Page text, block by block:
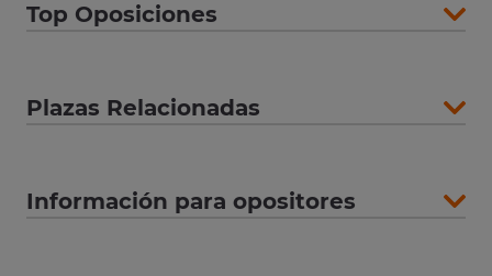
Top Oposiciones
Plazas Relacionadas
Información para opositores